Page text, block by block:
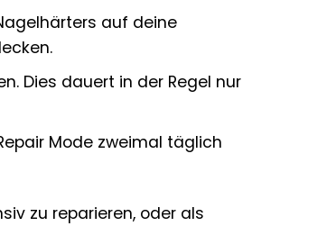
auf deine
Dies dauert in der Regel nur
Mode zweimal täglich
zu reparieren, oder als